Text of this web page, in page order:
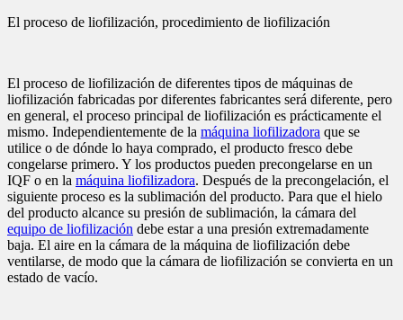
El proceso de liofilización, procedimiento de liofilización
El proceso de liofilización de diferentes tipos de máquinas de
liofilización fabricadas por diferentes fabricantes será diferente, pero
en general, el proceso principal de liofilización es prácticamente el
mismo. Independientemente de la máquina liofilizadora que se
utilice o de dónde lo haya comprado, el producto fresco debe
congelarse primero. Y los productos pueden precongelarse en un
IQF o en la máquina liofilizadora. Después de la precongelación, el
siguiente proceso es la sublimación del producto. Para que el hielo
del producto alcance su presión de sublimación, la cámara del
equipo de liofilización debe estar a una presión extremadamente
baja. El aire en la cámara de la máquina de liofilización debe
ventilarse, de modo que la cámara de liofilización se convierta en un
estado de vacío.